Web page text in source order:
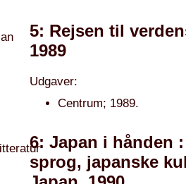
5: Rejsen til
1989
Udgaver:
Centrum; 1989.
6: Japan i hånden
sprog, japanske